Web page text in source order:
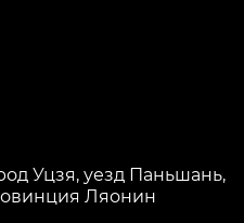
Уцзя, уезд Паньшань,
Ляонин